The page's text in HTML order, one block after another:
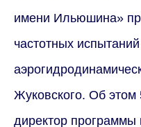
имени Ильюшина»
частотных
Жуковского. Об
директор программы